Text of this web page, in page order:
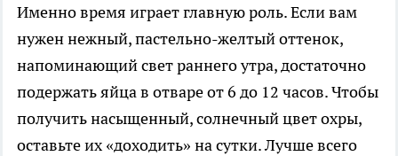
Именно время играет главную роль. Если вам
нужен нежный, пастельно-желтый оттенок,
напоминающий свет раннего утра, достаточно
подержать яйца в отваре от 6 до 12 часов. Чтобы
получить насыщенный, солнечный цвет охры,
оставьте их «доходить» на сутки. Лучше всего